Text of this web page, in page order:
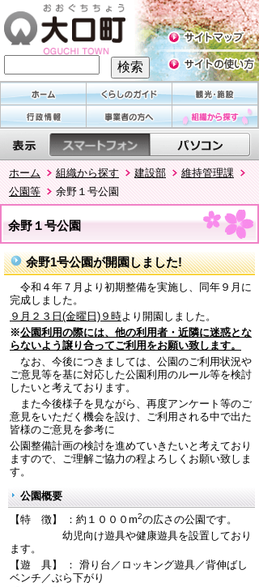
ホーム 組織から探す 建設部
維持管理課
公園等
余野１号公園
余野１号公園
余野1号公園が開園しました!
令和４年７月より初期整備を実施し、同年９月に
完成しました。
９月２３日(金曜日)９時より開園しました。
※公園利用の際には、他の利用者・近隣に迷惑とな
らないよう譲り合ってご利用をお願い致します。
なお、今後につきましては、公園のご利用状況や
ご意見等を基に対応した公園利用のルール等を検討
したいと考えております。
また今後様子を見ながら、再度アンケート等のご
意見をいただく機会を設け、ご利用される中で出た
皆様のご意見を参考に
公園整備計画の検討を進めていきたいと考えており
ますので、ご理解ご協力の程よろしくお願い致しま
す。
公園概要
【特 徴】 ：約１０００ m2の広さの公園です。
幼児向け遊具や健康遊具を設置しており
ます。
【遊 具】 ： 滑り台／ロッキング遊具／背伸ばし
ベンチ／ぶら下がり